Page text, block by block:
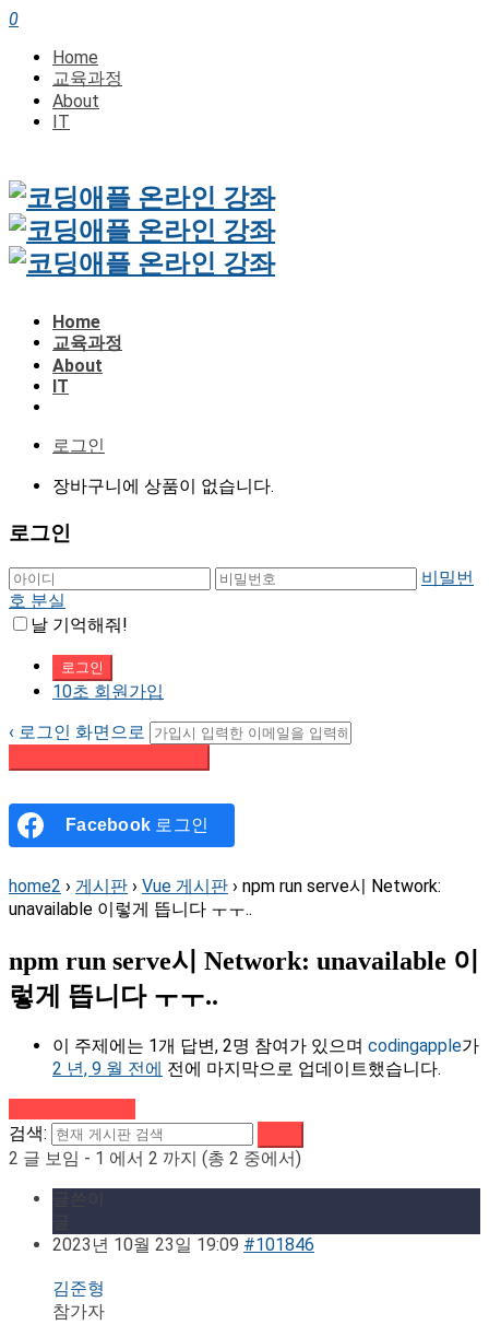
0
Home
교육과정
About
IT
Home
교육과정
About
IT
로그인
장바구니에 상품이 없습니다.
로그인
비밀번
호 분실
날 기억해줘!
10초 회원가입
‹ 로그인 화면으로
Facebook 로그인
home2 › 게시판 › Vue 게시판 › npm run serve시 Network:
unavailable 이렇게 뜹니다 ㅜㅜ..
npm run serve시 Network: unavailable 이
렇게 뜹니다 ㅜㅜ..
이 주제에는 1개 답변, 2명 참여가 있으며 codingapple가
2 년, 9 월 전에 전에 마지막으로 업데이트했습니다.
검색:
2 글 보임 - 1 에서 2 까지 (총 2 중에서)
2023년 10월 23일 19:09 #101846
김준형
참가자